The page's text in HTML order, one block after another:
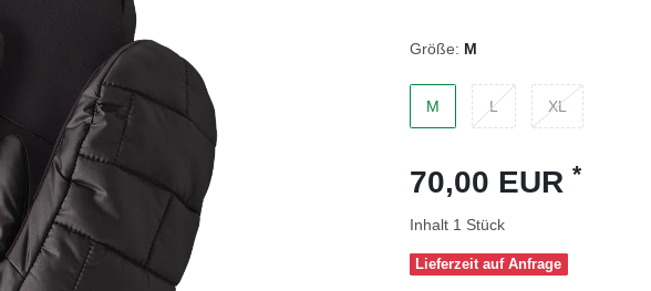
Größe: M
M L XL
70,00 EUR *
Inhalt 1 Stück
Lieferzeit auf Anfrage